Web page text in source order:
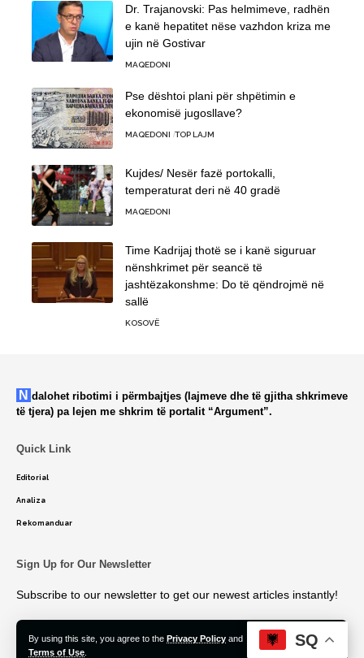
By using this site, you agree to the Privacy Policy and
Terms of Use
Accept
Dr. Trajanovski: Pas helmimeve, radhën
e kanë hepatitet nëse vazhdon kriza me
ujin në Gostivar
MAQEDONI
Pse dështoi plani për shpëtimin e
ekonomisë jugosllave?
MAQEDONI TOP LAJM
Kujdes/ Nesër fazë portokalli,
temperaturat deri në 40 gradë
MAQEDONI
Time Kadrijaj thotë se i kanë siguruar
nënshkrimet për seancë të
jashtëzakonshme: Do të qëndrojmë në
sallë
KOSOVË
Ndalohet ribotimi i përmbajtjes (lajmeve dhe të gjitha shkrimeve
të tjera) pa lejen me shkrim të portalit “Argument”.
Quick Link
Editorial
Analiza
Rekomanduar
Sign Up for Our Newsletter
Subscribe to our newsletter to get our newest articles instantly!
SQ